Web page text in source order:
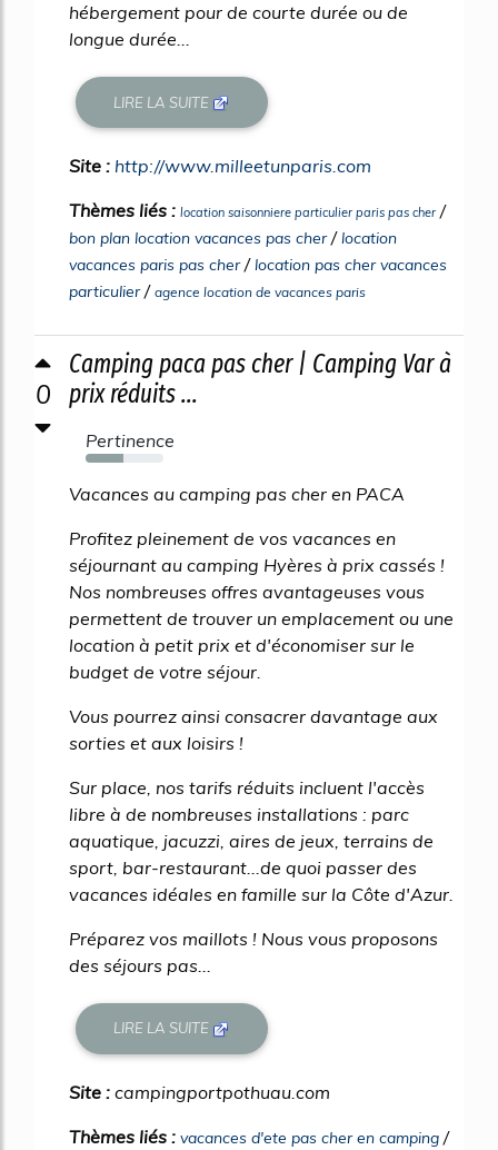
hébergement pour de courte durée ou de
longue durée...
LIRE LA SUITE
Site : http://www.milleetunparis.com
Thèmes liés : location saisonniere particulier paris pas cher /
bon plan location vacances pas cher/location
vacances paris pas cher/location pas cher vacances
particulier/ agence location de vacances paris
0
Camping paca pas cher | Camping Var à
prix réduits ...
Pertinence
48%
Vacances au camping pas cher en PACA
Profitez pleinement de vos vacances en
séjournant au camping Hyères à prix cassés !
Nos nombreuses offres avantageuses vous
permettent de trouver un emplacement ou une
location à petit prix et d'économiser sur le
budget de votre séjour.
Vous pourrez ainsi consacrer davantage aux
sorties et aux loisirs !
Sur place, nos tarifs réduits incluent l'accès
libre à de nombreuses installations : parc
aquatique, jacuzzi, aires de jeux, terrains de
sport, bar-restaurant...de quoi passer des
vacances idéales en famille sur la Côte d'Azur.
Préparez vos maillots ! Nous vous proposons
des séjours pas...
LIRE LA SUITE
Site : campingportpothuau.com
Thèmes liés : vacances d'ete pas cher en camping /